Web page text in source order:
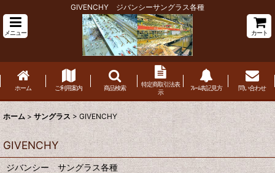
GIVENCHY ジバンシーサングラス各種
メニュー カート
ホーム ご利用案内 商品検索
特定商取引法表
示
ﾌﾚｰﾑ表記見方 問い合わせ
ホーム > サングラス > GIVENCHY
GIVENCHY
ジバンシー サングラス各種